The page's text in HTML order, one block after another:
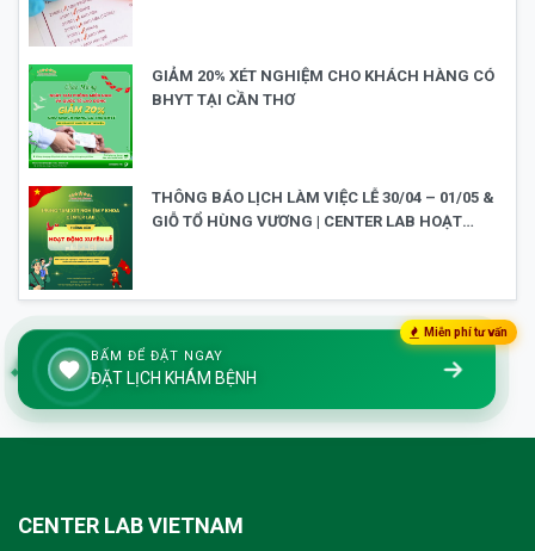
GIẢM 20% XÉT NGHIỆM CHO KHÁCH HÀNG CÓ
BHYT TẠI CẦN THƠ
THÔNG BÁO LỊCH LÀM VIỆC LỄ 30/04 – 01/05 &
GIỖ TỔ HÙNG VƯƠNG | CENTER LAB HOẠT
Miễn phí tư vấn
BẤM ĐỂ ĐẶT NGAY
ĐẶT LỊCH KHÁM BỆNH
CENTER LAB VIETNAM